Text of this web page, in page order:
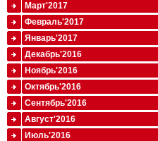
Март'2017
Февраль'2017
Январь'2017
Декабрь'2016
Ноябрь'2016
Октябрь'2016
Сентябрь'2016
Август'2016
Июль'2016